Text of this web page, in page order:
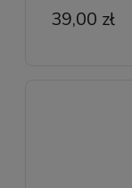
39,00 zł